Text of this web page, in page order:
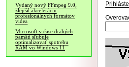
Vydaný nový FFmpeg 9.0,
zlepšil akceleráciu
profesionálnych formátov
videa
Microsoft v čase drahých
pamätí sľubuje
optimalizovať spotrebu
RAM vo Windows 11